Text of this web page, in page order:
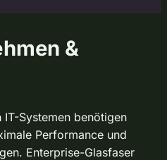
&
Systemen benötigen
Performance und
Enterprise-Glasfaser